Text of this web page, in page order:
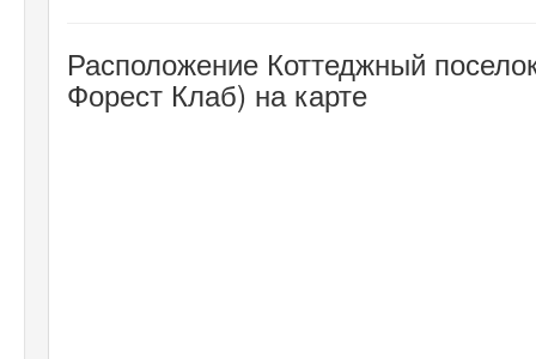
Расположение Коттеджный
Форест Клаб) на карте